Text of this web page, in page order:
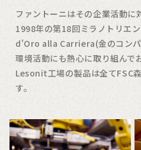
ファントーニはその企業活動に
1998年の第18回ミラノトリエ
d'Oro alla Carriera(金のコンパ
環境活動にも熱心に取り組ん
Lesonit工場の製品は全てFSC
す。